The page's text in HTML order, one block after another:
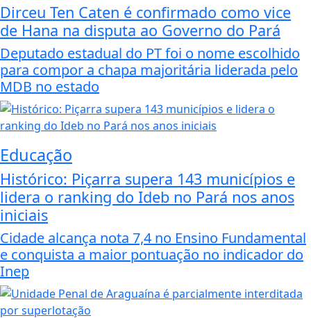
Dirceu Ten Caten é confirmado como vice
de Hana na disputa ao Governo do Pará
Deputado estadual do PT foi o nome escolhido
para compor a chapa majoritária liderada pelo
MDB no estado
Educação
Histórico: Piçarra supera 143 municípios e
lidera o ranking do Ideb no Pará nos anos
iniciais
Cidade alcança nota 7,4 no Ensino Fundamental
e conquista a maior pontuação no indicador do
Inep